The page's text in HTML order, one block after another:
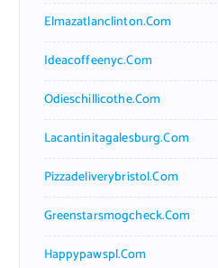
Elmazatlanclinton.com
Ideacoffeenyc.com
Odieschillicothe.com
Lacantinitagalesburg.com
Pizzadeliverybristol.com
Greenstarsmogcheck.com
Happypawspl.com